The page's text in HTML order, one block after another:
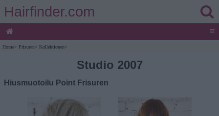
Hairfinder.com
≡
Home> Frisuren> Kollektionen>
Studio 2007
Hiusmuotoilu Point Frisuren